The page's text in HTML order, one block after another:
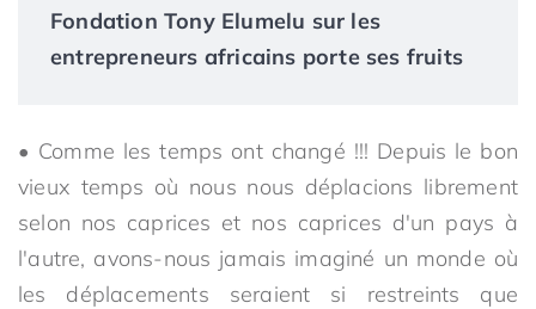
Fondation Tony Elumelu sur les
entrepreneurs africains porte ses fruits
• Comme les temps ont changé !!! Depuis le bon
vieux temps où nous nous déplacions librement
selon nos caprices et nos caprices d'un pays à
l'autre, avons-nous jamais imaginé un monde où
les déplacements seraient si restreints que